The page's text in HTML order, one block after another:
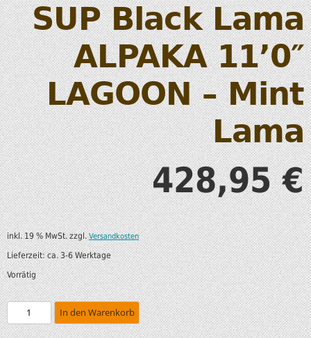
SUP Black Lama
ALPAKA 11’0″
LAGOON – Mint
Lama
428,95€
inkl. 19 % MwSt. zzgl.Versandkosten
Lieferzeit:ca. 3-6 Werktage
Vorrätig
In den Warenkorb